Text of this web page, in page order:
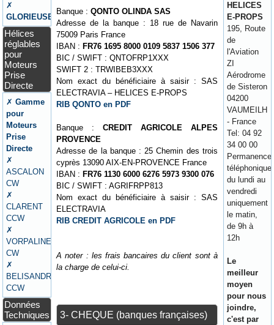
✗
GLORIEUSE
Hélices
réglables
pour
Moteurs
Prise
Directe
✗Gamme
pour
Moteurs
Prise
Directe
✗
ASCALON
CW
✗
CLARENT
CCW
✗
VORPALINE
CW
✗
BELISANDRE
CCW
Données
Techniques
Banque :QONTO OLINDA SAS
Adresse de la banque : 18 rue de Navarin
75009 Paris France
IBAN : FR76 1695 8000 0109 5837 1506 377
BIC / SWIFT : QNTOFRP1XXX
SWIFT 2 : TRWIBEB3XXX
Nom exact du bénéficiaire à saisir : SAS
ELECTRAVIA – HELICES E-PROPS
RIB QONTO en PDF
Banque : CREDIT AGRICOLE ALPES
PROVENCE
Adresse de la banque : 25 Chemin des trois
cyprès 13090 AIX-EN-PROVENCE France
IBAN : FR76 1130 6000 6276 5973 9300 076
BIC / SWIFT : AGRIFRPP813
Nom exact du bénéficiaire à saisir : SAS
ELECTRAVIA
RIB CREDIT AGRICOLE en PDF
A noter : les frais bancaires du client sont à
la charge de celui-ci.
3- CHEQUE (banques françaises)
HELICES
E-PROPS
195, Route
de
l'Aviation
ZI
Aérodrome
de Sisteron
04200
VAUMEILH
- France
Tel: 04 92
34 00 00
Permanence
téléphonique
du lundi au
vendredi
uniquement
le matin,
de 9h à
12h
Le
meilleur
moyen
pour nous
joindre,
c'est par